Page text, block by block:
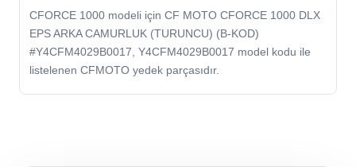
CFORCE 1000 modeli için CF MOTO CFORCE 1000 DLX
EPS ARKA CAMURLUK (TURUNCU) (B-KOD)
#Y4CFM4029B0017, Y4CFM4029B0017 model kodu ile
listelenen CFMOTO yedek parçasıdır.